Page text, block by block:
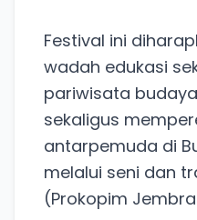
Festival ini
wadah edukasi
pariwisata
sekaligus
antarpemuda di
melalui seni dan
(Prokopim